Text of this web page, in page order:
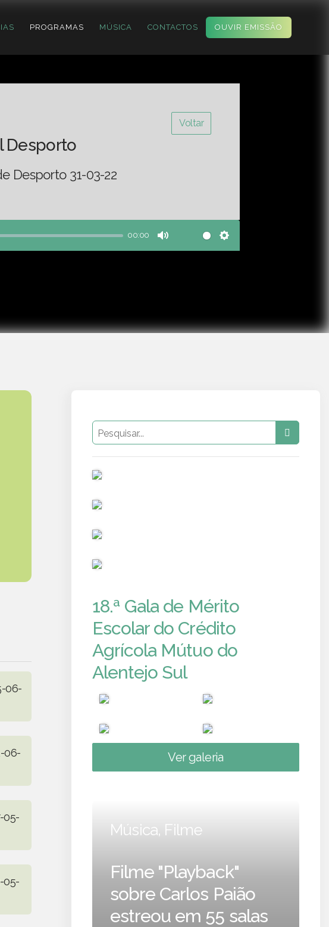
PROGRAMAS MÚSICA CONTACTOS OUVIR EMISSÃO
Voltar
Desporto
Desporto 31-03-22
00:00
Mute Settings
06-
06-
05-
05-
18.ª Gala de Mérito
Escolar do Crédito
Agrícola Mútuo do
Alentejo Sul
Ver galeria
Música, Filme
Filme "Playback"
sobre Carlos Paião
estreou em 55 salas